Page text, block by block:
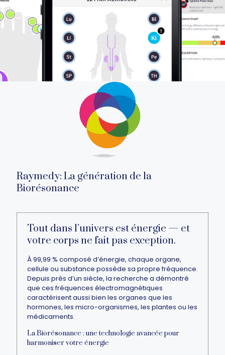
Raymedy: La génération de la
Biorésonance
Tout dans l’univers est énergie — et
votre corps ne fait pas exception.
À 99,99 % composé d’énergie, chaque organe,
cellule ou substance possède sa propre fréquence.
Depuis près d’un siècle, la recherche a démontré
que ces fréquences électromagnétiques
caractérisent aussi bien les organes que les
hormones, les micro-organismes, les plantes ou les
médicaments.
La Biorésonance : une technologie avancée pour
harmoniser votre énergie